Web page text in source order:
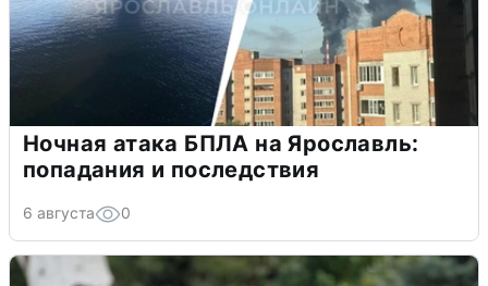
Ночная атака БПЛА на Ярославль:
попадания и последствия
6 августа 0